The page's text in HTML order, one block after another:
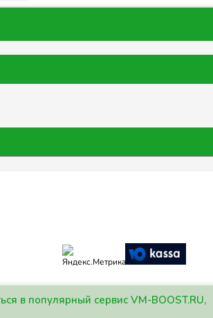
в популярный сервис VM-BOOST.RU,